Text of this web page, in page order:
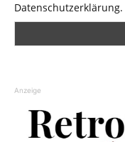
Datenschutzerklärung.
Anzeige